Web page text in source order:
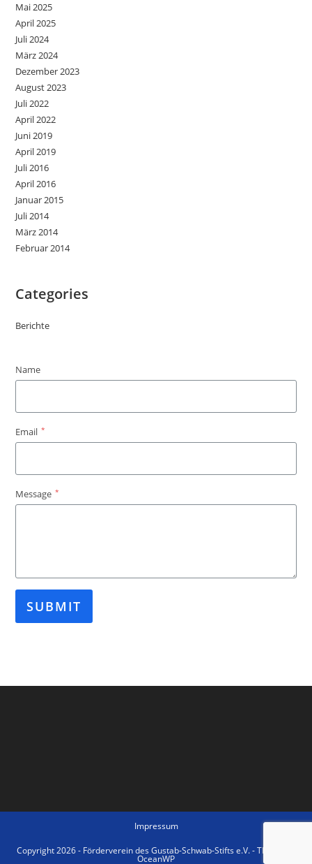
Mai 2025
April 2025
Juli 2024
März 2024
Dezember 2023
August 2023
Juli 2022
April 2022
Juni 2019
April 2019
Juli 2016
April 2016
Januar 2015
Juli 2014
März 2014
Februar 2014
Categories
Berichte
Name
Email *
Message *
SUBMIT
Impressum
Copyright 2026 - Förderverein des Gustab-Schwab-Stifts e.V. - Theme by
OceanWP